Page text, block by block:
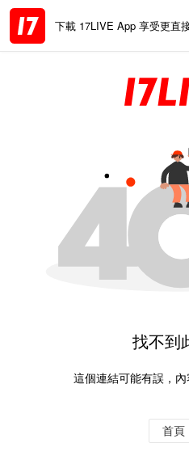
下載 17LIVE App 享受更直
找不到
這個連結可能有誤，內
首頁